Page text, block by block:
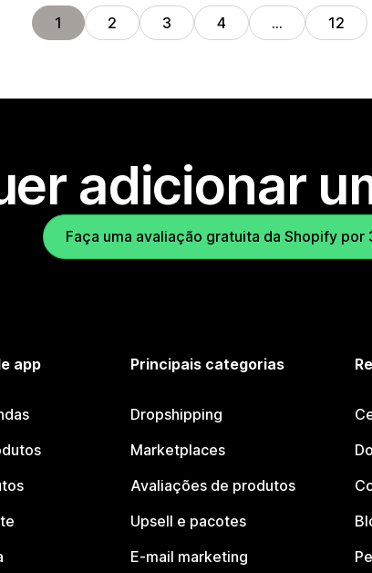
1 2 3 4 … 12
adicionar
Faça uma avaliação gratuita da Shopify por
app Principais categorias
Dropshipping
Marketplaces
Avaliações de produtos
Upsell e pacotes
E-mail marketing